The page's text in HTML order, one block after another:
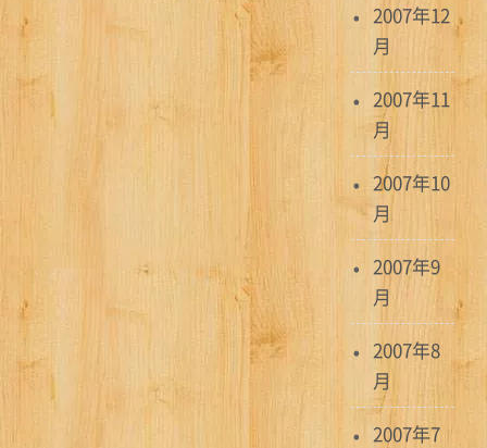
2007年12
月
2007年11
月
2007年10
月
2007年9
月
2007年8
月
2007年7